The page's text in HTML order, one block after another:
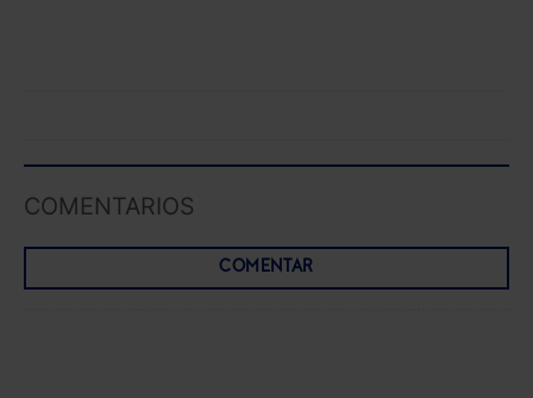
COMENTARIOS
COMENTAR